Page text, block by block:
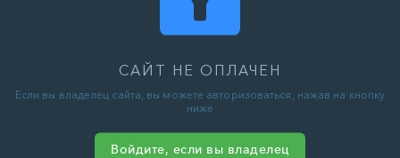
САЙТ НЕ ОПЛАЧЕН
Если вы владелец сайта, вы можете авторизоваться, нажав на кнопку
ниже
Войдите, если вы владелец